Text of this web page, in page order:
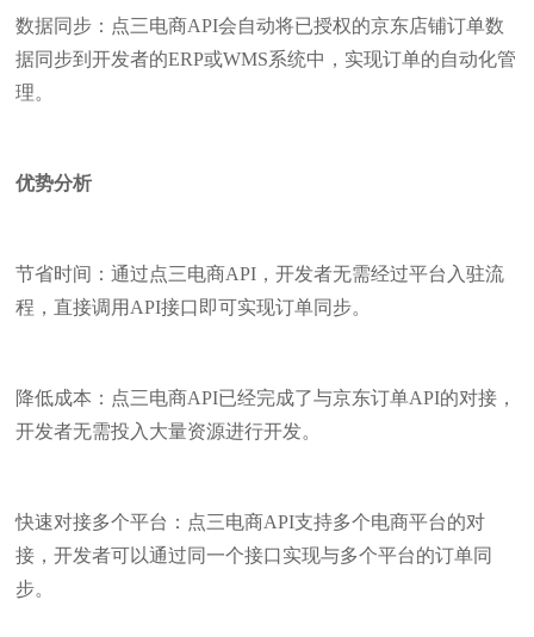
数据同步：点三电商API会自动将已授权的京东店铺订单数
据同步到开发者的ERP或WMS系统中，实现订单的自动化管
理。
优势分析
节省时间：通过点三电商API，开发者无需经过平台入驻流
程，直接调用API接口即可实现订单同步。
降低成本：点三电商API已经完成了与京东订单API的对接，
开发者无需投入大量资源进行开发。
快速对接多个平台：点三电商API支持多个电商平台的对
接，开发者可以通过同一个接口实现与多个平台的订单同
步。